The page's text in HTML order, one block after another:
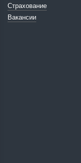
Страхование
Вакансии